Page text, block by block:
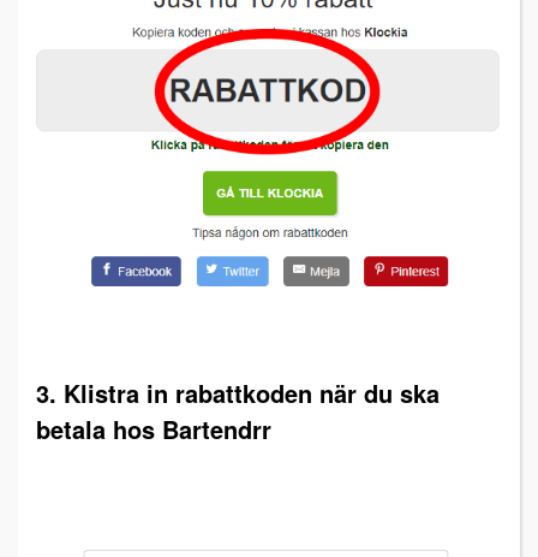
3. Klistra in rabattkoden när du ska
betala hos Bartendrr